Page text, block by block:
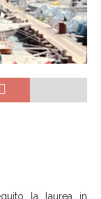
la laurea in